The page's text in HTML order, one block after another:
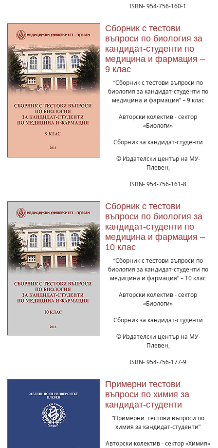
ISBN- 954-756-160-1
Сборник с тестови
въпроси по биология за
кандидат-студенти по
медицина и фармация –
9 клас
“Сборник с тестови въпроси по
биология за кандидат-студенти по
медицина и фармация” – 9 клас
Авторски колектив - сектор
«Биологи»
Сборник за кандидат-студенти
© Издателски център на МУ-
Плевен,
ISBN- 954-756-161-8
Сборник с тестови
въпроси по биология за
кандидат-студенти по
медицина и фармация –
10 клас
“Сборник с тестови въпроси по
биология за кандидат-студенти по
медицина и фармация” – 10 клас
Авторски колектив - сектор
«Биологи»
Сборник за кандидат-студенти
© Издателски център на МУ-
Плевен,
ISBN- 954-756-177-9
Примерни тестови
въпроси по химия за
кандидат-студенти
“Примерни тестови въпроси по
химия за кандидат-студенти”
Авторски колектив - сектор «Химия»